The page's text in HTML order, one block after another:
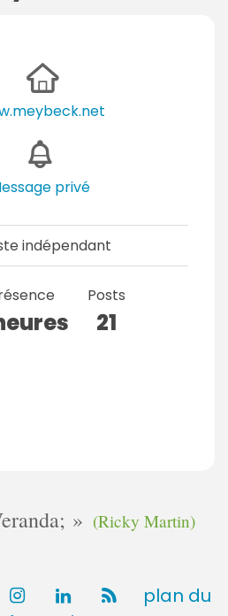
privé
indépendant
Posts
21
(Ricky Martin)
plan du